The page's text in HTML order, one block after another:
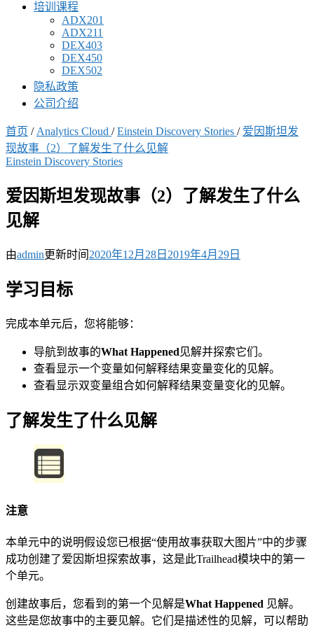
培训课程
ADX201
ADX211
DEX403
DEX450
DEX502
隐私政策
公司介绍
首页 / Analytics Cloud / Einstein Discovery Stories / 爱因斯坦发
现故事（2）了解发生了什么见解
Einstein Discovery Stories
爱因斯坦发现故事（2）了解发生了什么
见解
由admin更新时间 2020年12月28日 2019年4月29日
学习目标
完成本单元后，您将能够：
导航到故事的What Happened见解并探索它们。
查看显示一个变量如何解释结果变量变化的见解。
查看显示双变量组合如何解释结果变量变化的见解。
了解发生了什么见解
注意
本单元中的说明假设您已根据“使用故事获取大图片”中的步骤
成功创建了爱因斯坦探索故事，这是此Trailhead模块中的第一
个单元。
创建故事后，您看到的第一个见解是What Happened 见解。
这些是您故事中的主要见解。它们是描述性的见解，可以帮助